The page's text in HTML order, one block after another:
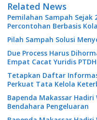
Related News
Pemilahan Sampah Sejak
Percontohan Berbasis
Pilah Sampah Solusi
Due Process Harus
Empat Cacat Yuridis
Tetapkan Daftar
Perkuat Tata Kelola
Bapenda Makassar
Bendahara Pengeluaran